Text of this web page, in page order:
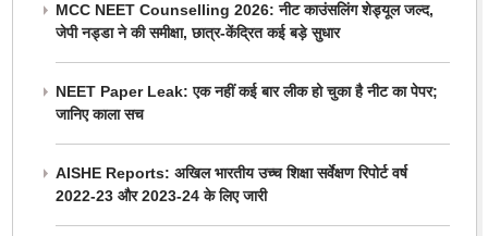
MCC NEET Counselling 2026: नीट काउंसलिंग शेड्यूल जल्द,
जेपी नड्डा ने की समीक्षा, छात्र-केंद्रित कई बड़े सुधार
NEET Paper Leak: एक नहीं कई बार लीक हो चुका है नीट का पेपर;
जानिए काला सच
AISHE Reports: अखिल भारतीय उच्च शिक्षा सर्वेक्षण रिपोर्ट वर्ष
2022-23 और 2023-24 के लिए जारी